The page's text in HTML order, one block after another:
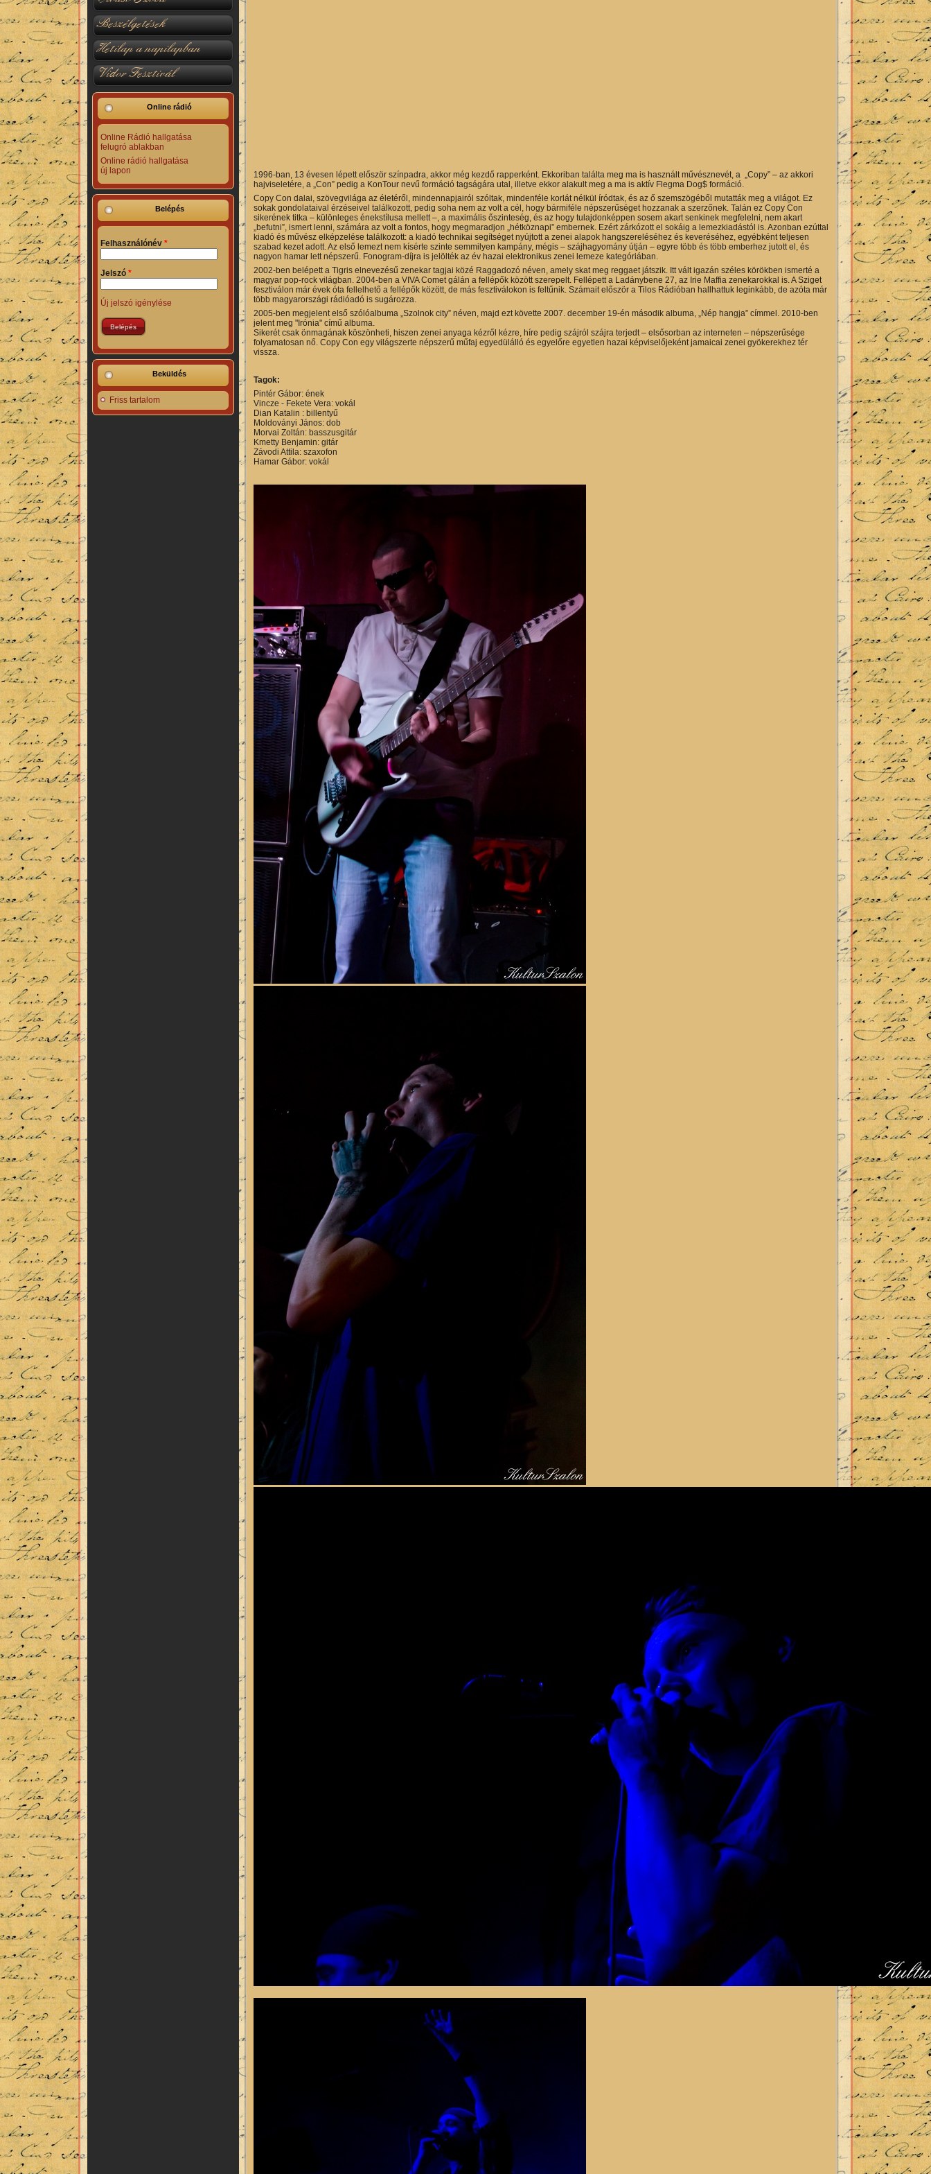
Beszélgetések
Hetilap a napilapban
Vidor Fesztivál
Online rádió
Online Rádió hallgatása
felugró ablakban
Online rádió hallgatása
új lapon
Belépés
Felhasználónév *
Jelszó *
Új jelszó igénylése
Beküldés
Friss tartalom
1996-ban, 13 évesen lépett először színpadra, akkor még kezdő rapperként. Ekkoriban találta meg ma is használt művésznevét, a „Copy” – az akkori
hajviseletére, a „Con” pedig a KonTour nevű formáció tagságára utal, illetve ekkor alakult meg a ma is aktív Flegma Dog$ formáció.
Copy Con dalai, szövegvilága az életéről, mindennapjairól szóltak, mindenféle korlát nélkül íródtak, és az ő szemszögéből mutatták meg a világot. Ez
sokak gondolataival érzéseivel találkozott, pedig soha nem az volt a cél, hogy bármiféle népszerűséget hozzanak a szerzőnek. Talán ez Copy Con
sikerének titka – különleges énekstílusa mellett –, a maximális őszinteség, és az hogy tulajdonképpen sosem akart senkinek megfelelni, nem akart
„befutni”, ismert lenni, számára az volt a fontos, hogy megmaradjon „hétköznapi” embernek. Ezért zárkózott el sokáig a lemezkiadástól is. Azonban ezúttal
kiadó és művész elképzelése találkozott: a kiadó technikai segítséget nyújtott a zenei alapok hangszereléséhez és keveréséhez, egyébként teljesen
szabad kezet adott. Az első lemezt nem kísérte szinte semmilyen kampány, mégis – szájhagyomány útján – egyre több és több emberhez jutott el, és
nagyon hamar lett népszerű. Fonogram-díjra is jelölték az év hazai elektronikus zenei lemeze kategóriában.
2002-ben belépett a Tigris elnevezésű zenekar tagjai közé Raggadozó néven, amely skat meg reggaet játszik. Itt vált igazán széles körökben ismerté a
magyar pop-rock világban. 2004-ben a VIVA Comet gálán a fellépők között szerepelt. Fellépett a Ladánybene 27, az Irie Maffia zenekarokkal is. A Sziget
fesztiválon már évek óta fellelhető a fellépők között, de más fesztiválokon is feltűnik. Számait először a Tilos Rádióban hallhattuk leginkább, de azóta már
több magyarországi rádióadó is sugározza.
2005-ben megjelent első szólóalbuma „Szolnok city” néven, majd ezt követte 2007. december 19-én második albuma, „Nép hangja” címmel. 2010-ben
jelent meg "Irónia" című albuma.
Sikerét csak önmagának köszönheti, hiszen zenei anyaga kézről kézre, híre pedig szájról szájra terjedt – elsősorban az interneten – népszerűsége
folyamatosan nő. Copy Con egy világszerte népszerű műfaj egyedülálló és egyelőre egyetlen hazai képviselőjeként jamaicai zenei gyökerekhez tér
vissza.
Tagok:
Pintér Gábor: ének
Vincze - Fekete Vera: vokál
Dian Katalin : billentyű
Moldoványi János: dob
Morvai Zoltán: basszusgitár
Kmetty Benjamin: gitár
Závodi Attila: szaxofon
Hamar Gábor: vokál